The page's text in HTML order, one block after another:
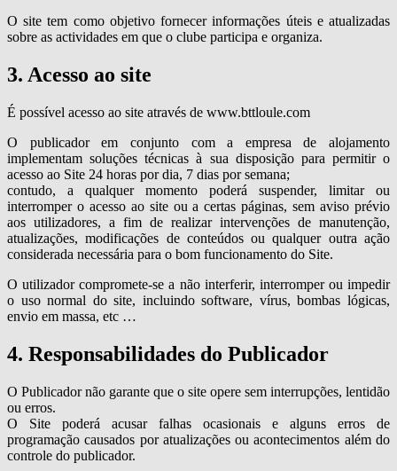
O site tem como objetivo fornecer informações úteis e atualizadas
sobre as actividades em que o clube participa e organiza.
3. Acesso ao site
É possível acesso ao site através de www.bttloule.com
O publicador em conjunto com a empresa de alojamento
implementam soluções técnicas à sua disposição para permitir o
acesso ao Site 24 horas por dia, 7 dias por semana;
contudo, a qualquer momento poderá suspender, limitar ou
interromper o acesso ao site ou a certas páginas, sem aviso prévio
aos utilizadores, a fim de realizar intervenções de manutenção,
atualizações, modificações de conteúdos ou qualquer outra ação
considerada necessária para o bom funcionamento do Site.
O utilizador compromete-se a não interferir, interromper ou impedir
o uso normal do site, incluindo software, vírus, bombas lógicas,
envio em massa, etc …
4. Responsabilidades do Publicador
O Publicador não garante que o site opere sem interrupções, lentidão
ou erros.
O Site poderá acusar falhas ocasionais e alguns erros de
programação causados por atualizações ou acontecimentos além do
controle do publicador.